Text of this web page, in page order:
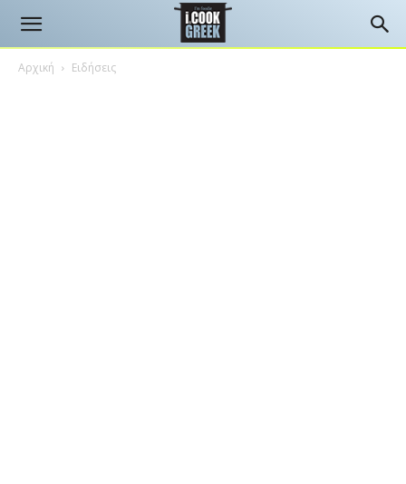
Αρχική Ειδήσεις